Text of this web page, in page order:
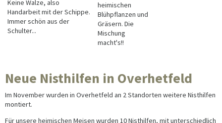
Keine Walze, also
Handarbeit mit der Schippe.
Immer schön aus der
Schulter...
heimischen
Blühpflanzen und
Gräsern. Die
Mischung
macht's!!
Neue Nisthilfen in Overhetfeld
Im November wurden in Overhetfeld an 2 Standorten weitere Nisthilfen
montiert.
Für unsere heimischen Meisen wurden 10 Nisthilfen, mit unterschiedlich